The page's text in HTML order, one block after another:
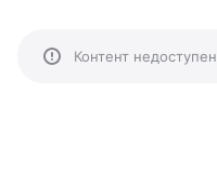
Контент недоступен